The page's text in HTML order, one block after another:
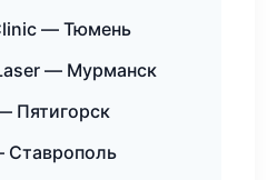
— Тюмень
— Мурманск
Пятигорск
Ставрополь